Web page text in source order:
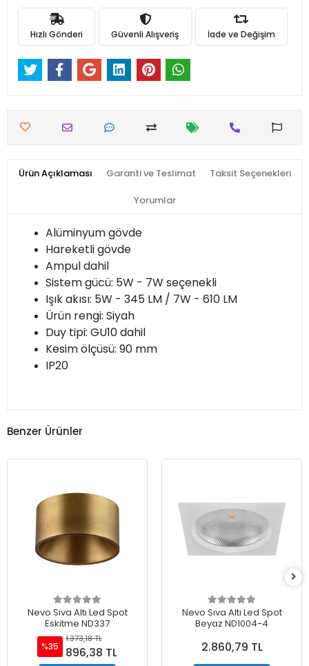
Hızlı Gönderi Güvenli Alışveriş İade ve Değişim
Ürün Açıklaması Garanti ve Teslimat Taksit Seçenekleri
Yorumlar
Alüminyum gövde
Hareketli gövde
Ampul dahil
Sistem gücü: 5W - 7W seçenekli
Işık akısı: 5W - 345 LM / 7W - 610 LM
Ürün rengi: Siyah
Duy tipi: GU10 dahil
Kesim ölçüsü: 90 mm
IP20
Benzer Ürünler
Nevo Sıva Altı Led Spot
Eskitme ND337
%35
1.373,18 TL
896,38 TL
Nevo Sıva Altı Led Spot
Beyaz ND1004-4
2.860,79 TL